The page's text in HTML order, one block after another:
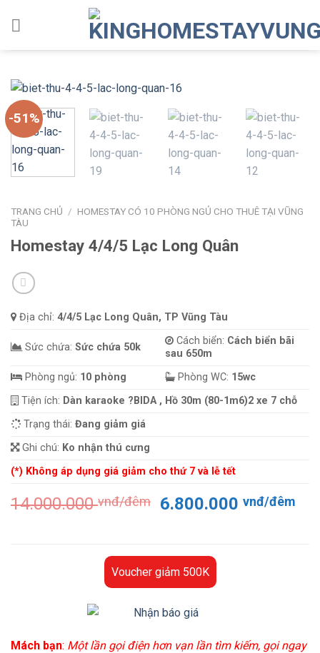
-51%
TRANG CHỦ / HOMESTAY CÓ 10 PHÒNG NGỦ CHO THUÊ TẠI VŨNG
TÀU
Homestay 4/4/5 Lạc Long Quân
Địa chỉ: 4/4/5 Lạc Long Quân, TP Vũng Tàu
Sức chứa: Sức chứa 50k
Cách biển: Cách biển bãi
sau 650m
Phòng ngủ: 10 phòng Phòng WC: 15wc
Tiện ích: Dàn karaoke ?BIDA , Hồ 30m (80-1m6)2 xe 7 chỗ
Trạng thái: Đang giảm giá
Ghi chú: Ko nhận thú cưng
(*) Không áp dụng giá giảm cho thứ 7 và lễ tết
14.000.000vnđ/đêm
Giá
14.000.000 vnđ/
đêm.
6.800.000vnđ/đêm
Voucher giảm 500K
Mách bạn: Một lần gọi điện hơn vạn lần tìm kiếm, gọi ngay